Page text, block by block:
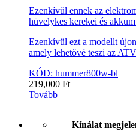
Ezenkívül ennek az
hüvelykes kerekei és
Ezenkívül ezt a modellt
amely lehetővé teszi az
KÓD: hummer800w-bl
219,000 Ft
Tovább
Kínálat